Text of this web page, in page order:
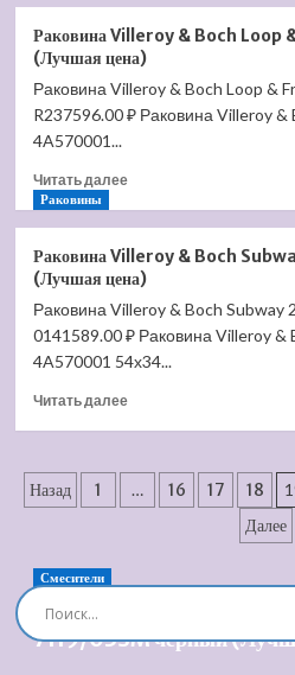
Водяной
полотенцесушитель
Terminus
Енисей/
Енисей
с
(Лучшая
цена)
Раковина Villeroy & Boch Loop
(Лучшая цена)
Раковина Villeroy & Boch Loop &
R237596.00 ₽ Раковина Villeroy &
4A570001...
Читать далееПрочитать
Раковина
Villeroy
&
Boch
Loop
&
66
R2
(Лучшая
Раковины
Раковина Villeroy & Boch
(Лучшая цена)
Раковина Villeroy & Boch Subway
0141589.00 ₽ Раковина Villeroy &
4A570001 54х34...
Читать далееПрочитать
Villeroy
&
A0
Пагинация
Назад 1 … 16 17 18
Далее
Смесители
Душевая система
7119/03SM черный